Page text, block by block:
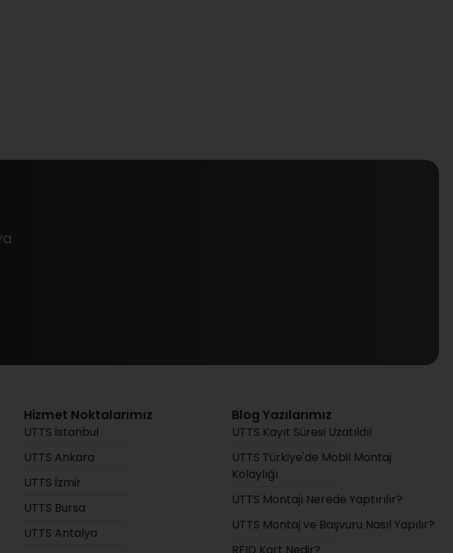
Hizmet Noktalarımız
UTTS İstanbul
UTTS Ankara
UTTS İzmir
UTTS Bursa
UTTS Antalya
Blog Yazılarımız
UTTS Kayıt Süresi Uzatıldı!
UTTS Türkiye'de Mobil Montaj
Kolaylığı
UTTS Montajı Nerede Yaptırılır?
UTTS Montaj ve Başvuru Nasıl Yapılır?
RFID Kart Nedir?